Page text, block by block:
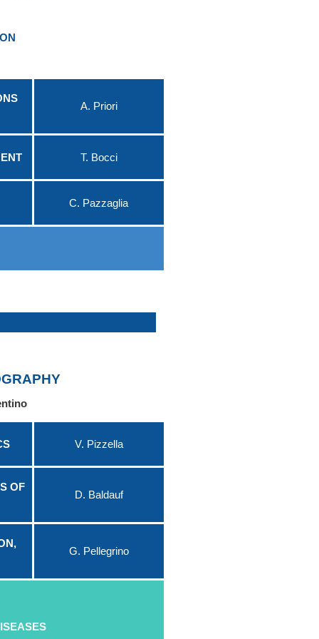
A. Priori
T. Bocci
C. Pazzaglia
V. Pizzella
OF
D. Baldauf
G. Pellegrino